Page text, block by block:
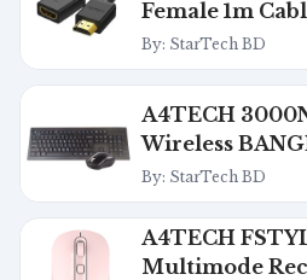
Female 1m
By: StarTech BD
A4TECH
Wireless
By: StarTech BD
A4TECH
Multimode